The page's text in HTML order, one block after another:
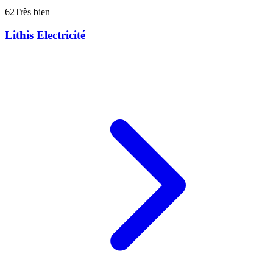
62Très bien
Lithis Electricité